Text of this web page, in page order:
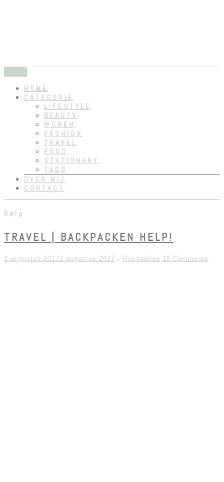
CONTENT
HOME
CATEGORIE
LIFESTYLE
BEAUTY
WONEN
FASHION
TRAVEL
FOOD
STATIONARY
TAGS
OVER MIJ
CONTACT
help
TRAVEL | BACKPACKEN HELP!
1 augustus 20171 augustus 2017 - Rositaelise 18 Comments